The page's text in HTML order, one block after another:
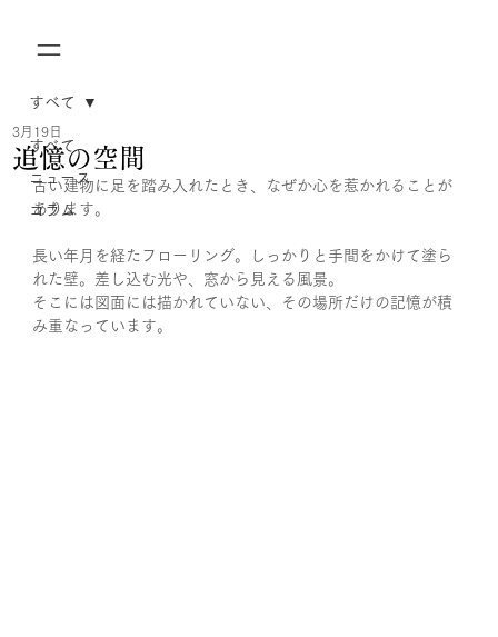
すべて
ニュース
コラム
すべて
追憶の空間
3月19日
古い建物に足を踏み入れたとき、なぜか心を惹かれることが
あります。
長い年月を経たフローリング。しっかりと手間をかけて塗ら
れた壁。差し込む光や、窓から見える風景。
そこには図面には描かれていない、その場所だけの記憶が積
み重なっています。